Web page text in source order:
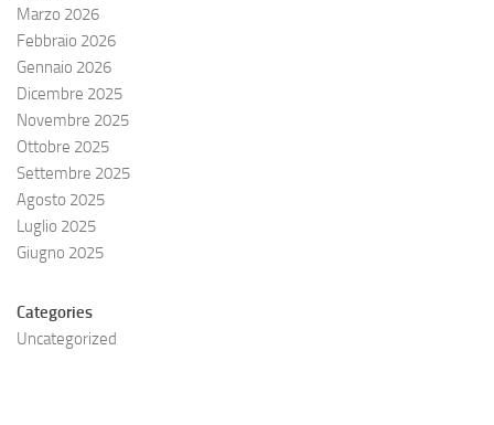
Marzo 2026
Febbraio 2026
Gennaio 2026
Dicembre 2025
Novembre 2025
Ottobre 2025
Settembre 2025
Agosto 2025
Luglio 2025
Giugno 2025
Categories
Uncategorized